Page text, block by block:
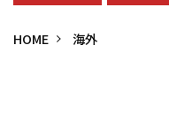
HOME 海外